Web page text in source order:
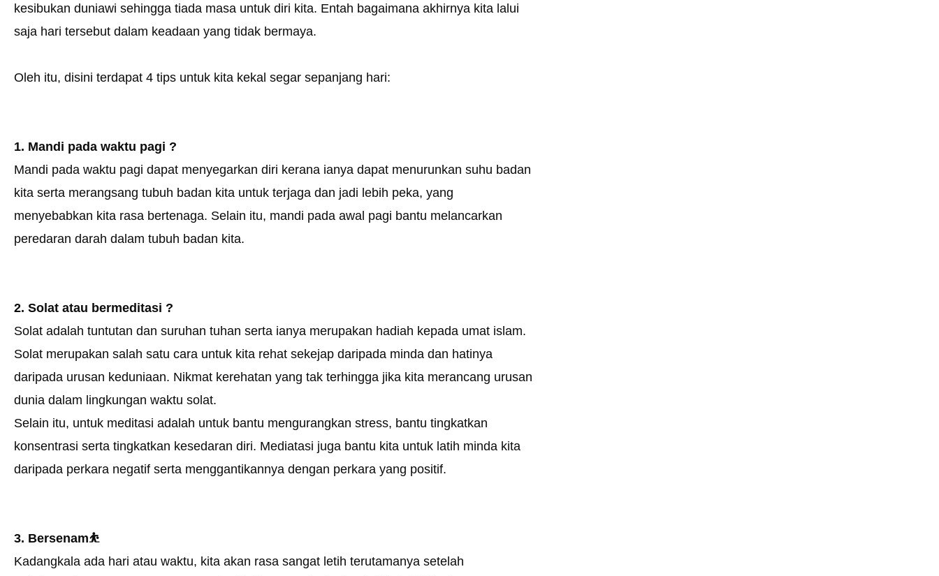
kesibukan duniawi sehingga tiada masa untuk diri kita. Entah bagaimana akhirnya kita lalui
saja hari tersebut dalam keadaan yang tidak bermaya.
Oleh itu, disini terdapat 4 tips untuk kita kekal segar sepanjang hari:
1. Mandi pada waktu pagi ?
Mandi pada waktu pagi dapat menyegarkan diri kerana ianya dapat menurunkan suhu badan
kita serta merangsang tubuh badan kita untuk terjaga dan jadi lebih peka, yang
menyebabkan kita rasa bertenaga. Selain itu, mandi pada awal pagi bantu melancarkan
peredaran darah dalam tubuh badan kita.
2. Solat atau bermeditasi ?
Solat adalah tuntutan dan suruhan tuhan serta ianya merupakan hadiah kepada umat islam.
Solat merupakan salah satu cara untuk kita rehat sekejap daripada minda dan hatinya
daripada urusan keduniaan. Nikmat kerehatan yang tak terhingga jika kita merancang urusan
dunia dalam lingkungan waktu solat.
Selain itu, untuk meditasi adalah untuk bantu mengurangkan stress, bantu tingkatkan
konsentrasi serta tingkatkan kesedaran diri. Mediatasi juga bantu kita untuk latih minda kita
daripada perkara negatif serta menggantikannya dengan perkara yang positif.
3. Bersenam⛹️
Kadangkala ada hari atau waktu, kita akan rasa sangat letih terutamanya setelah